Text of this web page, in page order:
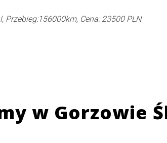
Przebieg:156000km, Cena: 23500 PLN
w Gorzowie